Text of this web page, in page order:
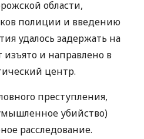
области,
полиции и введению
удалось задержать на
и направлено в
центр.
преступления,
убийство)
расследование.